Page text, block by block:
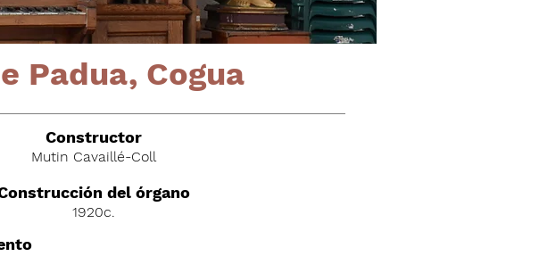
Padua, Cogua
Constructor
Mutin Cavaillé-Coll
del órgano
1920c.